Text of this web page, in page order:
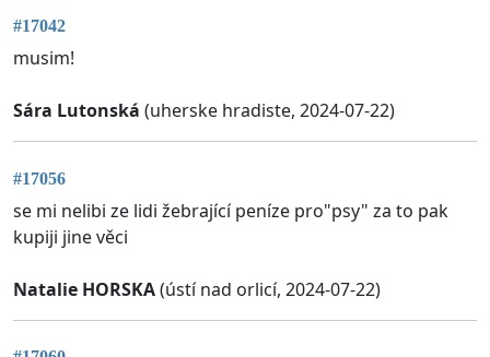
#17042
musim!
Sára Lutonská (uherske hradiste, 2024-07-22)
#17056
se mi nelibi ze lidi žebrající peníze pro"psy" za to pak
kupiji jine věci
Natalie HORSKA(ústí nad orlicí, 2024-07-22)